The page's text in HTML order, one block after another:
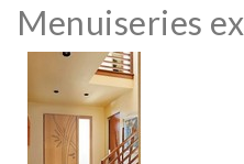
Menuiseries